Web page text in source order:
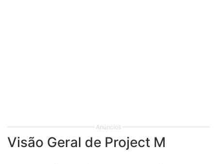
Anúncios
Visão Geral de Project M